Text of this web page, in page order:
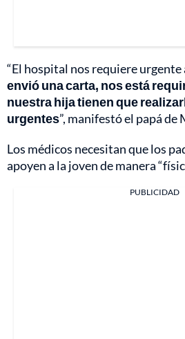
“El hospital nos requiere urgente
envió una carta, nos está
nuestra hija tienen que
urgentes”, manifestó el papá de
Los médicos necesitan que los
apoyen a la joven de manera
PUBLICIDAD